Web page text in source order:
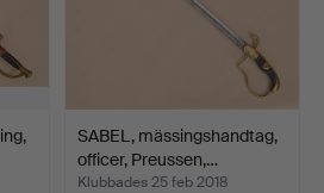
SABEL, mässingshandtag,
officer, Preussen,…
Klubbades 25 feb 2018